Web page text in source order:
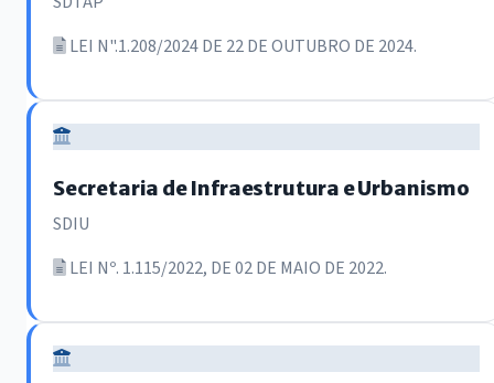
LEI N".1.208/2024 DE 22 DE OUTUBRO DE 2024.
Secretaria de Infraestrutura e Urbanismo
SDIU
LEI Nº. 1.115/2022, DE 02 DE MAIO DE 2022.